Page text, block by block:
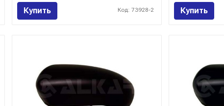
Купить Код: 73928-2 Купить